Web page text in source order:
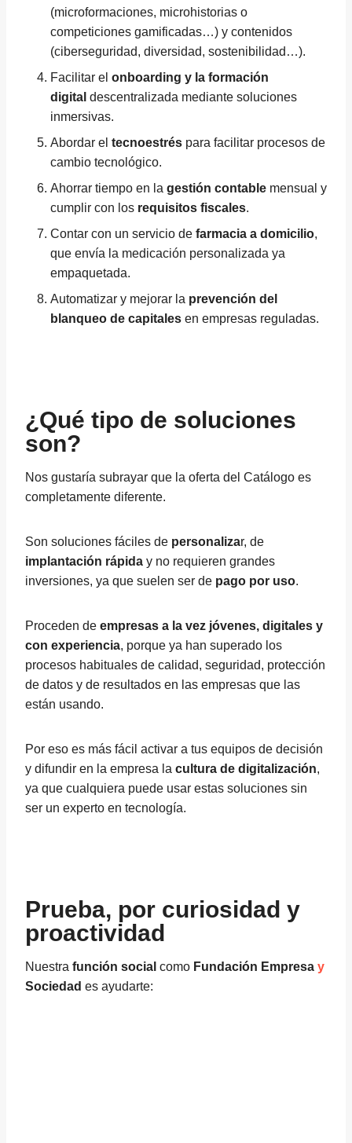
(microformaciones, microhistorias o
competiciones gamificadas…) y contenidos
(ciberseguridad, diversidad, sostenibilidad…).
Facilitar el onboarding y la formación
digital descentralizada mediante soluciones
inmersivas.
Abordar el tecnoestrés para facilitar procesos de
cambio tecnológico.
Ahorrar tiempo en la gestión contable mensual y
cumplir con los requisitos fiscales.
Contar con un servicio de farmacia a domicilio,
que envía la medicación personalizada ya
empaquetada.
Automatizar y mejorar la prevención del
blanqueo de capitales en empresas reguladas.
¿Qué tipo de soluciones
son?
Nos gustaría subrayar que la oferta del Catálogo es
completamente diferente.
Son soluciones fáciles de personalizar, de
implantación rápida y no requieren grandes
inversiones, ya que suelen ser de pago por uso.
Proceden de empresas a la vez jóvenes, digitales y
con experiencia, porque ya han superado los
procesos habituales de calidad, seguridad, protección
de datos y de resultados en las empresas que las
están usando.
Por eso es más fácil activar a tus equipos de decisión
y difundir en la empresa la cultura de digitalización,
ya que cualquiera puede usar estas soluciones sin
ser un experto en tecnología.
Prueba, por curiosidad y
proactividad
Nuestra función social como Fundación Empresa y
Sociedad es ayudarte: